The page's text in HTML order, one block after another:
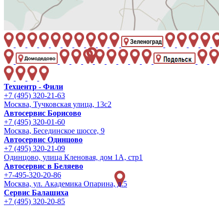
Техцентр - Фили
+7 (495) 320-21-63
Москва, Тучковская улица, 13с2
Автосервис Борисово
+7 (495) 320-01-60
Москва, Бесединское шоссе, 9
Автосервис Одинцово
+7 (495) 320-21-09
Одинцово, улица Кленовая, дом 1А, стр1
Автосервис в Беляево
+7-495-320-20-86
Москва, ул. Академика Опарина, д.5
Сервис Балашиха
+7 (495) 320-20-85